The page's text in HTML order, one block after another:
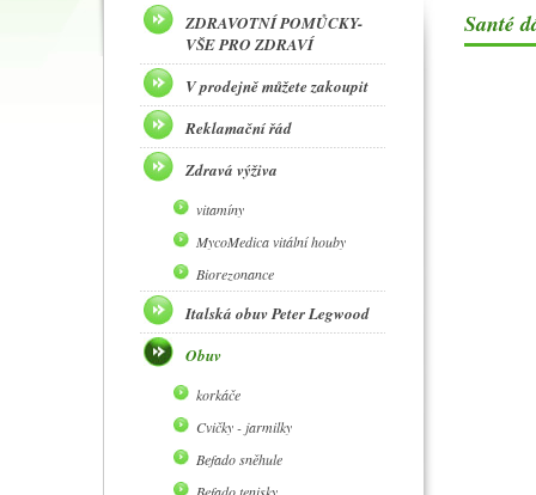
Santé
ZDRAVOTNÍ POMŮCKY-
VŠE PRO ZDRAVÍ
V prodejně můžete zakoupit
Reklamační řád
Zdravá výživa
vitamíny
MycoMedica vitální houby
Biorezonance
Italská obuv Peter Legwood
Obuv
korkáče
Cvičky - jarmilky
Befado sněhule